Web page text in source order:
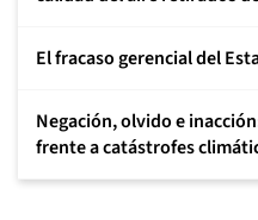
El fracaso gerencial del
Negación, olvido e
frente a catástrofes